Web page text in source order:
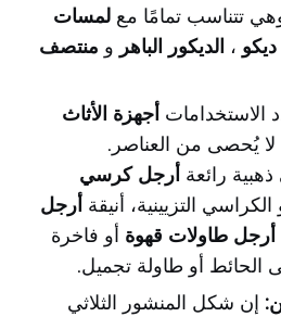
تتناسب تمامًا مع لمسات
، الديكور الباهر و منتصف
الاستخدامات أجهزة الأثاث
يُحصى من العناصر.
رائعة أرجل كرسي
التزيينية، أنيقة أرجل
أرجل طاولات قهوة أو فاخرة
الحائط أو طاولة تجميل.
إن شكل المنشور الثلاثي